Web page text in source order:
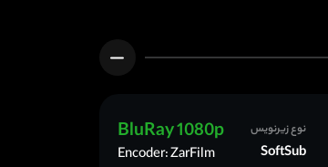
نوع زیرنویس
SoftSub
BluRay 1080p
Encoder: ZarFilm